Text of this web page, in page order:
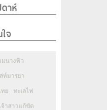
าห์
จ
มนางฟ้า
ห์มารยา
ย ทะเลไฟ
เจ้าสาวแก้ขัด